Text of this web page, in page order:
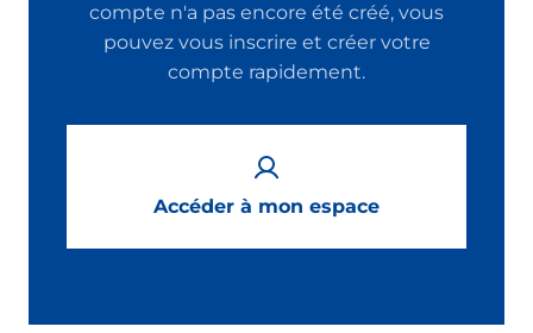
compte n'a pas encore été créé, vous
pouvez vous inscrire et créer votre
compte rapidement.
Accéder à mon espace